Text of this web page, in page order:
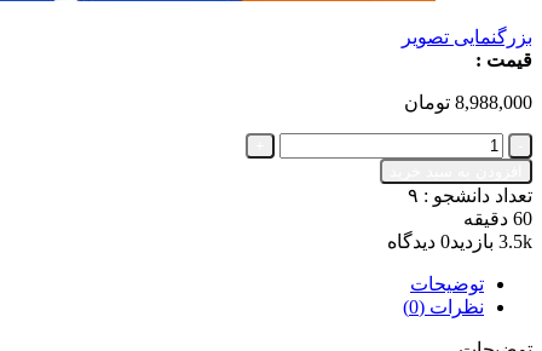
بزرگنمایی تصویر
قیمت :
8,988,000 تومان
مشاوره
آنلاین
فنی
املاک
(
60
دقیقه
ای
تعداد دانشجو : ۹
60 دقیقه
3.5k بازدید
0 دیدگاه
توضیحات
نظرات (0)